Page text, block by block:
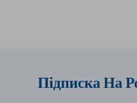
Підписка На